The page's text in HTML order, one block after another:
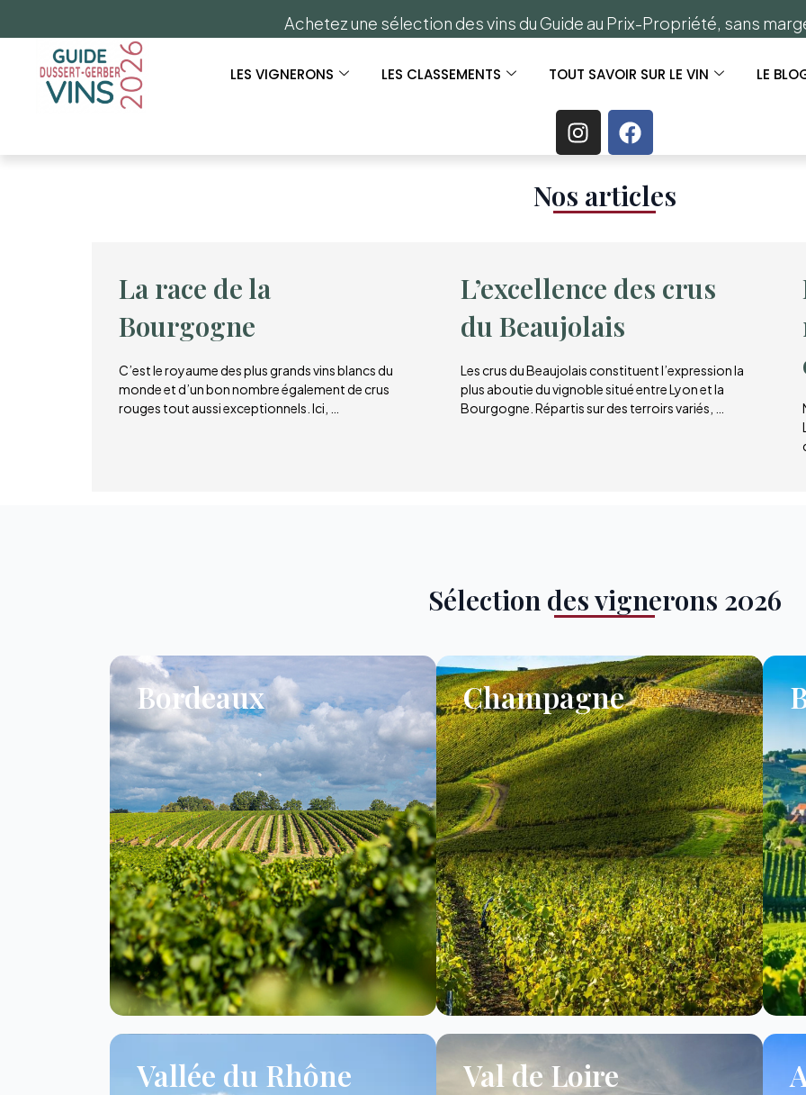
Achetez une sélection des vins du Guide au Prix-Propriété, sans
LES VIGNERONS LES CLASSEMENTS TOUT SAVOIR SUR LE VIN LE
Nos articles​
La race de la
Bourgogne
C’est le royaume des plus grands vins blancs du
monde et d’un bon nombre également de crus
rouges tout aussi exceptionnels. Ici, …
L’excellence des crus
du Beaujolais
Les crus du Beaujolais constituent l’expression la
plus aboutie du vignoble situé entre Lyon et la
Bourgogne. Répartis sur des terroirs variés, …
Sélection des vignerons 2026
Bordeaux Champagne
Vallée du Rhône Val de Loire